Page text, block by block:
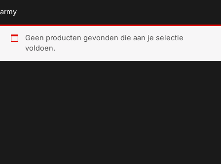
army
Geen producten gevonden die aan je selectie
voldoen.